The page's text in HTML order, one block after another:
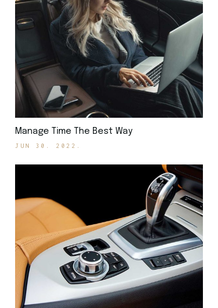
Manage Time The Best Way
JUN 30. 2022.